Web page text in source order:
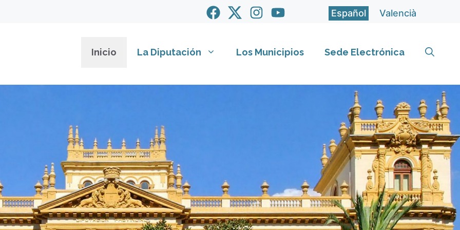
Español Valencià
Inicio La Diputación Los Municipios Sede Electrónica